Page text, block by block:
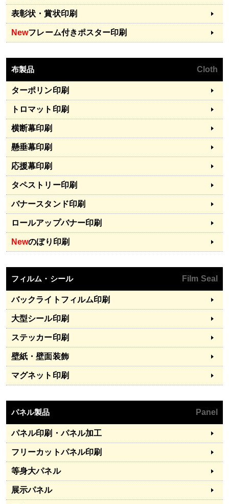
表彰状・賞状印刷
Newフレーム付きポスター印刷
布製品 Cloth
ターポリン印刷
トロマット印刷
横断幕印刷
懸垂幕印刷
応援幕印刷
タペストリー印刷
バナースタンド印刷
ロールアップバナー印刷
Newのぼり印刷
フィルム・シール Film Seal
バックライトフィルム印刷
大型シール印刷
ステッカー印刷
壁紙・壁面装飾
マグネット印刷
パネル製品 Panel
パネル印刷・パネル加工
フリーカットパネル印刷
等身大パネル
展示パネル